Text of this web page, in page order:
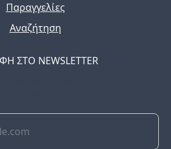
Παραγγελίες
Αναζήτηση
ΣΤΟ NEWSLETTER